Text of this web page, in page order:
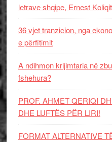
letrave shqipe, Ernest
36 vjet tranzicion, nga
e përfitimit
A ndihmon krijimtaria në
fshehura?
PROF. AHMET QERIQI
DHE LUFTЁS PЁR LIRI!
FORMAT ALTERNATIVE